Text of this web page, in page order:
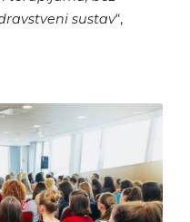
sustav“,